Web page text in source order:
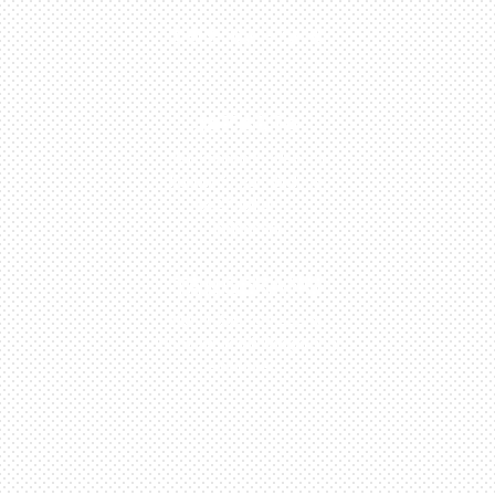
0813-1054-7548
JAKARTA
Perumahan Boulevard
Taman Surya 3 Blok h2,
No.27, Jakarta –
Indonesia
TANGERANG
Husein Sastra Negara,
No.8 Jurumudi Tangerang
– Indonesia